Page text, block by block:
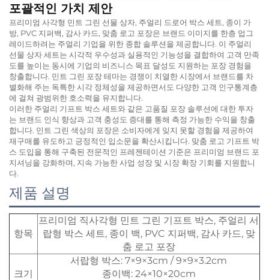
포괄적인 가치 제안
프리미엄 사각형 민트 그린 선물 상자, 주얼리 드로어 박스 세트, 종이 가
방, PVC 지퍼백, 감사 카드, 맞춤 로고 포장은 브랜드 이미지를 한층 업그
레이드하려는 주얼리 기업을 위한 종합 솔루션을 제공합니다. 이 주얼리
선물 상자 세트는 시각적 우수성과 실용적인 기능성을 결합하여 고객 만족
도를 높이는 동시에 기업의 비즈니스 목표 달성도 지원하는 포장 경험을
창출합니다. 민트 그린 포장 테마는 경쟁이 치열한 시장에서 브랜드를 차
별화해 주는 독특한 시각 정체성을 제공하면서도 다양한 고객 인구통계층
에 걸쳐 광범위한 호소력을 유지합니다.
이러한 주얼리 기프트 박스 세트와 같은 고품질 포장 솔루션에 대한 투자
는 브랜드 인식 향상과 고객 충성도 증대를 통해 측정 가능한 수익을 창출
합니다. 민트 그린 색상의 포장은 소비자에게 잊지 못할 경험을 제공하여
재구매를 유도하고 긍정적인 입소문을 확산시킵니다. 맞춤 로고 기프트 박
스 도입을 통해 구축된 전문적인 프레젠테이션 기준은 프리미엄 브랜드 포
지셔닝을 강화하며, 지속 가능한 사업 성장 및 시장 확장 기회를 지원합니
다.
제품 설명
항목
프리미엄 직사각형 민트 그린 기프트 박스, 주얼리 서
랍형 박스 세트, 종이 백, PVC 지퍼백, 감사 카드, 맞
춤 로고 포장
크기
서랍형 박스: 7×9×3cm / 9×9×3.2cm
종이백: 24×10×20cm